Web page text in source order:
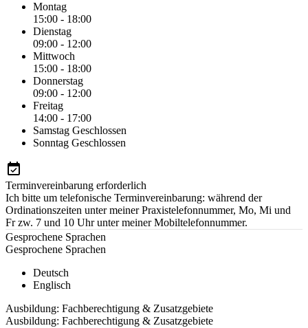
Montag
15:00 - 18:00
Dienstag
09:00 - 12:00
Mittwoch
15:00 - 18:00
Donnerstag
09:00 - 12:00
Freitag
14:00 - 17:00
Samstag Geschlossen
Sonntag Geschlossen
Terminvereinbarung erforderlich
Ich bitte um telefonische Terminvereinbarung: während der
Ordinationszeiten unter meiner Praxistelefonnummer, Mo, Mi und
Fr zw. 7 und 10 Uhr unter meiner Mobiltelefonnummer.
Gesprochene Sprachen
Gesprochene Sprachen
Deutsch
Englisch
Ausbildung: Fachberechtigung & Zusatzgebiete
Ausbildung: Fachberechtigung & Zusatzgebiete